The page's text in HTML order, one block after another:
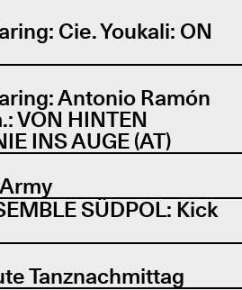
Cie. Youkali: ON
Antonio Ramón
VON HINTEN
INS AUGE (AT)
SÜDPOL: Kick
Tanznachmittag